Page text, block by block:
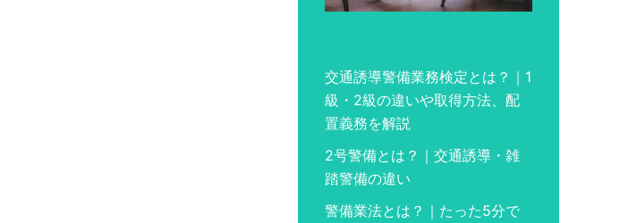
交通誘導警備業務検定とは？｜1
級・2級の違いや取得方法、配
置義務を解説
2号警備とは？｜交通誘導・雑
踏警備の違い
警備業法とは？｜たった5分で